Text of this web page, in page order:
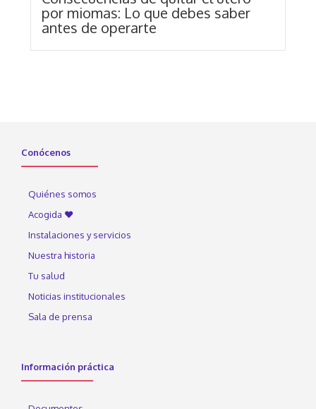
por miomas: Lo que debes saber
antes de operarte
Conócenos
Quiénes somos
Acogida ♥
Instalaciones y servicios
Nuestra historia
Tu salud
Noticias institucionales
Sala de prensa
Información práctica